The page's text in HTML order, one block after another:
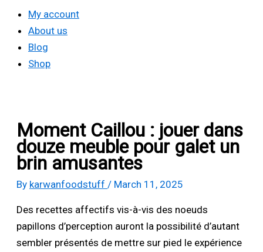
My account
About us
Blog
Shop
Moment Caillou : jouer dans
douze meuble pour galet un
brin amusantes
By karwanfoodstuff / March 11, 2025
Des recettes affectifs vis-à-vis des noeuds
papillons d’perception auront la possibilité d’autant
sembler présentés de mettre sur pied le expérience